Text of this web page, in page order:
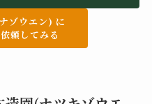
ゾウエン) に
頼してみる